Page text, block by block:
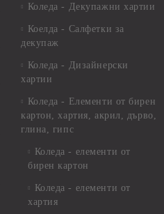
Коледа - Декупажни хартии
Коелда - Салфетки за
декупаж
Коледа - Дизайнерски
хартии
Коледа - Eлементи от бирен
картон, хартия, акрил, дърво,
глина, гипс
Коледа - елементи от
бирен картон
Коледа - елементи от
хартия